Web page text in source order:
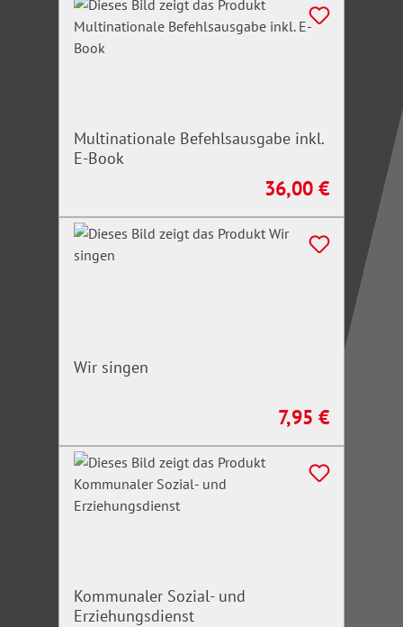
Multinationale Befehlsausgabe inkl.
E-Book
Regulärer Preis:
36,00 €
Wir singen
Regulärer Preis:
7,95 €
Kommunaler Sozial- und
Erziehungsdienst